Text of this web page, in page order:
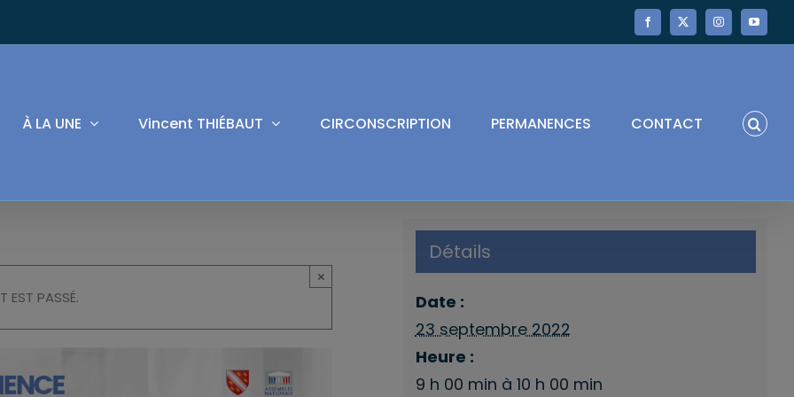
Facebook
X InstagramYouTube
À LA UNE Vincent THIÉBAUT CIRCONSCRIPTION PERMANENCES CONTACT
EST PASSÉ.
×
Détails
Date :
23 septembre 2022
Heure :
9 h 00 min à 10 h 00 min